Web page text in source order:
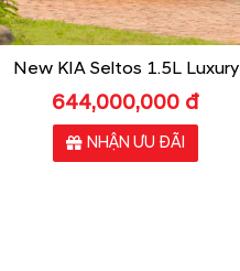
New KIA Seltos 1.5L Luxury
644,000,000 đ
NHẬN ƯU ĐÃI